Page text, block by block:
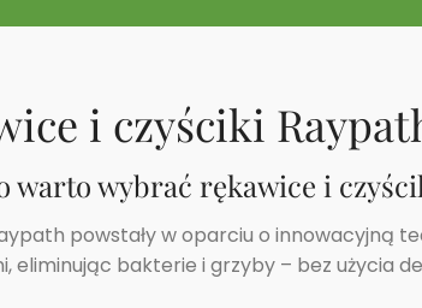
i czyściki
warto wybrać rękawice i
powstały w oparciu o innowacyjną
eliminując bakterie i grzyby – bez użycia